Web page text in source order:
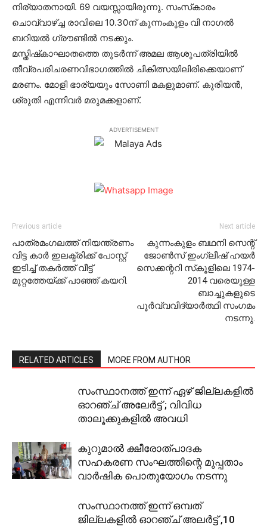
നിര്യാതനായി. 69 വയസ്സായിരുന്നു. സംസ്‌കാരം
ചൊവ്വാഴ്ച്ച രാവിലെ 10.30ന് കുന്നംകുളം വി നാഗല്‍
ബറിയല്‍ ഗ്രൗണ്ടില്‍ നടക്കും.
മസ്തിഷ്‌കാഘാതത്തെ തുടര്‍ന്ന് അമല ആശുപത്രിയില്‍
തീവ്രപരിചരണവിഭാഗത്തില്‍ ചികിത്സയിലിരിക്കെയാണ്
മരണം. മോളി ഭാര്യയും സോണി മകളുമാണ്. കുരിയന്‍,
ശ്രുതി എന്നിവര്‍ മരുമക്കളാണ്.
ADVERTISEMENT
Previous article
പാത്രമംഗലത്ത് നിയന്ത്രണം
വിട്ട കാര്‍ ഇലക്ട്രിക്ക് പോസ്റ്റ്
ഇടിച്ച് തകര്‍ത്ത് വീട്ട്
മുറ്റത്തേയ്ക്ക് പാഞ്ഞ് കയറി.
Next article
കുന്നംകുളം ബഥനി സെന്റ്
ജോണ്‍സ് ഇംഗ്ലീഷ് ഹയര്‍
സെക്കന്ററി സ്‌കൂളിലെ 1974-
2014 വരെയുള്ള
ബാച്ചുകളുടെ
പൂര്‍വ്വവിദ്യാര്‍ത്ഥി സംഗമം
നടന്നു.
RELATED ARTICLES MORE FROM AUTHOR
സംസ്ഥാനത്ത് ഇന്ന് ഏഴ് ജില്ലകളില്‍
ഓറഞ്ച് അലേര്‍ട്ട് ; വിവിധ
താലൂക്കുകളില്‍ അവധി
കുറുമാല്‍ ക്ഷീരോത്പാദക
സഹകരണ സംഘത്തിന്റെ മുപ്പതാം
വാര്‍ഷിക പൊതുയോഗം നടന്നു
സംസ്ഥാനത്ത് ഇന്ന്‌ ഒമ്പത്
ജില്ലകളിൽ ഓറഞ്ച് അലർട്ട് ,10